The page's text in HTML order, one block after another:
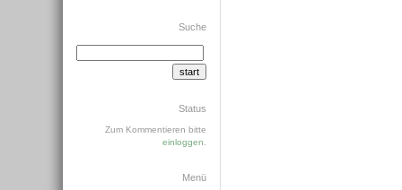
Suche
Status
Zum Kommentieren bitte
einloggen
Menü